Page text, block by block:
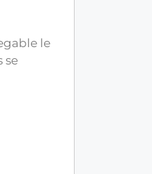
le
se